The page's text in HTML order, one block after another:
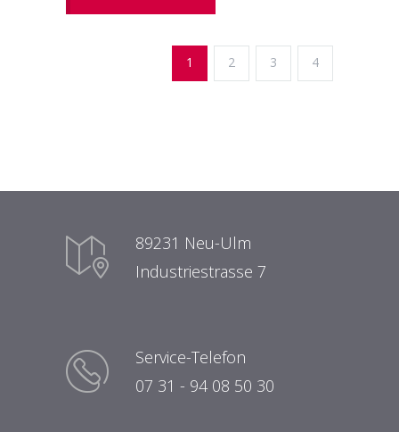
1 2 3 4
89231 Neu-Ulm
Industriestrasse 7
Service-Telefon
07 31 - 94 08 50 30